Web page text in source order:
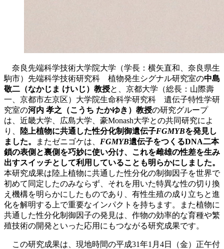
奈良先端科学技術大学院大学（学長：横矢直和、奈良県生
駒市）先端科学技術研究科 植物発生シグナル研究室の中島
敬二（なかじま けいじ）教授と、京都大学（総長：山際壽
一、京都市左京区）大学院生命科学研究科 遺伝子特性学研
究室の河内 孝之（こうち たかゆき）教授の研究グループ
は、近畿大学、広島大学、豪Monash大学との共同研究によ
り、
陸上植物に共通した性分化制御遺伝子FGMYBを発見し
ました。
またゼニゴケは、 FGMYB遺伝子をつくるDNA二本
鎖の表側と裏側を巧妙に使い分け、これを雌雄の性差を生み
出すスイッチとして利用していることも明らかにしました。
本研究成果は陸上植物に共通した性分化の制御因子を世界で
初めて同定したのみならず、それを用いた特異な性の切り換
え機構を明らかにしたものであり、有性生殖の成り立ちと進
化を解明する上で重要なインパクトを持ちます。また植物に
共通した性分化制御因子の発見は、作物の効率的な育種や繁
殖技術の開発といった応用にもつながる研究成果です。
この研究成果は、現地時間の平成31年1月4日（金）正午付